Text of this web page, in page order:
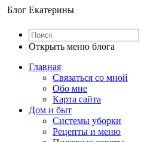
Блог Екатерины
Открыть меню блога
Главная
Связаться со мной
Обо мне
Карта сайта
Дом и быт
Системы уборки
Рецепты и меню